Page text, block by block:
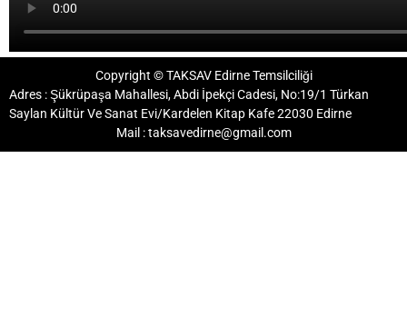
Copyright © TAKSAV Edirne Temsilciliği
Adres : Şükrüpaşa Mahallesi, Abdi İpekçi Cadesi, No:19/1 Türkan
Saylan Kültür Ve Sanat Evi/Kardelen Kitap Kafe 22030 Edirne
Mail : taksavedirne@gmail.com